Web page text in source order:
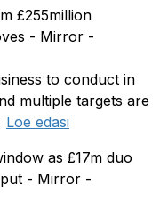
£255million
- Mirror -
to conduct in
multiple targets are
Loe edasi
as £17m duo
put - Mirror -